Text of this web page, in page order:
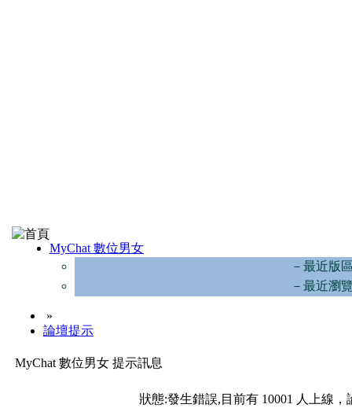
MyChat 數位男女
－最近版
－最近瀏
»
論壇提示
MyChat 數位男女 提示訊息
狀態:發生錯誤,目前有 10001 人上線